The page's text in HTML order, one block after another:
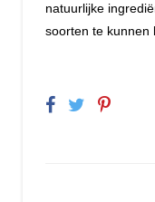
natuurlijke
soorten te kunnen